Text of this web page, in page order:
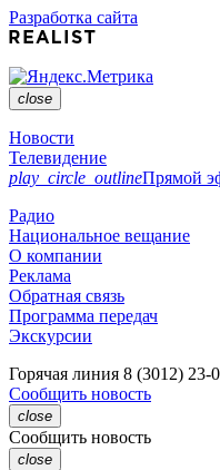
Разработка сайта
close
Новости
Телевидение
play_circle_outlineПрямой
Радио
Национальное вещание
О компании
Реклама
Обратная связь
Программа передач
Экскурсии
Горячая линия 8 (3012) 23-
Сообщить новость
close
Сообщить новость
close